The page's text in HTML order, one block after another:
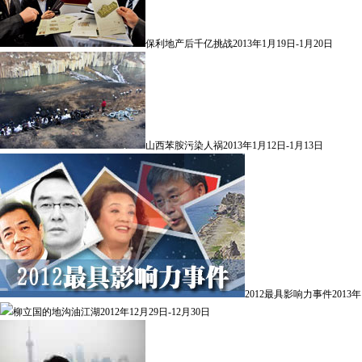
保利地产后千亿挑战2013年1月19日-1月20日
山西苯胺污染人祸2013年1月12日-1月13日
2012最具影响力事件2013
柳立国的地沟油江湖2012年12月29日-12月30日